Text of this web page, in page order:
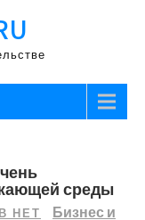
среды
НЕТ
Бизнес и